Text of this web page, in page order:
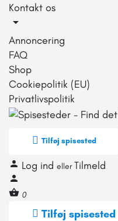
Kontakt os
Annoncering
FAQ
Shop
Cookiepolitik (EU)
Privatlivspolitik
Tilføj spisested
Log ind eller Tilmeld
0
Tilføj spisested